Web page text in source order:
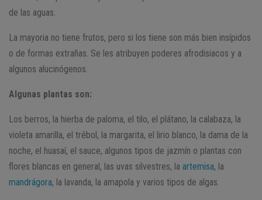
de las aguas.
La mayoria no tiene frutos, pero si los tiene son más bien insípidos
o de formas extrañas. Se les atribuyen poderes afrodisiacos y a
algunos alucinógenos.
Algunas plantas son:
Los berros, la hierba de paloma, el tilo, el plátano, la calabaza, la
violeta amarilla, el trébol, la margarita, el lirio blanco, la dama de la
noche, el huasaí, el sauce, algunos tipos de jazmín o plantas con
flores blancas en general, las uvas silvestres, la artemisa, la
mandrágora, la lavanda, la amapola y varios tipos de algas.